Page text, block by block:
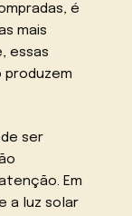
é
mais
essas
produzem
ser
Em
a luz solar